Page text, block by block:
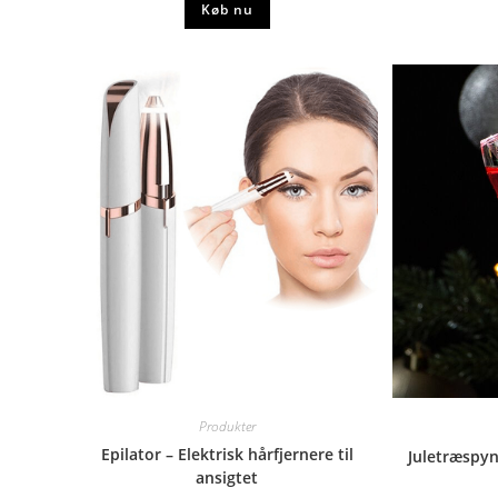
Køb nu
Produkter
Epilator – Elektrisk hårfjernere til
ansigtet